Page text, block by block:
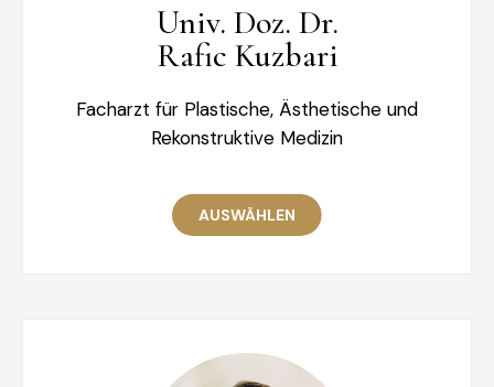
Univ. Doz. Dr.
Rafic Kuzbari
Facharzt für Plastische, Ästhetische und
Rekonstruktive Medizin
AUSWÄHLEN